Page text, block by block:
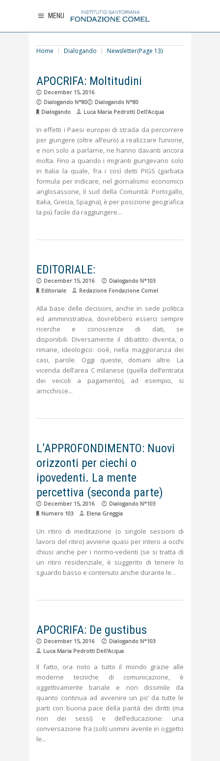
MENU
Home Dialogando Newsletter(Page 13)
APOCRIFA: Moltitudini
December 15, 2016
Dialogando N°80
Dialogando N°80
Dialogando
Luca Maria Pedrotti Dell'Acqua
In effetti i Paesi europei di strada da percorrere
per giungere (oltre all’euro) a realizzare l’unione,
e non solo a parlarne, ne hanno davanti ancora
molta. Fino a quando i migranti giungevano solo
in Italia la quale, fra i così detti PIGS (garbata
formula per indicare, nel giornalismo economico
anglosassone, il sud della Comunità: Portogallo,
Italia, Grecia, Spagna), è per posizione geografica
la più facile da raggiungere
EDITORIALE:
December 15, 2016
Dialogando N°103
Editoriale
Redazione Fondazione Comel
Alla base delle decisioni, anche in sede politica
ed amministrativa, dovrebbero esserci sempre
ricerche e conoscenze di dati, se
disponibili. Diversamente il dibattito diventa, o
rimane, ideologico: cioè, nella maggioranza dei
casi, parole. Oggi queste, domani altre. La
vicenda dell’area C milanese (quella dell’entrata
dei veicoli a pagamento), ad esempio, si
arricchisce
L’APPROFONDIMENTO: Nuovi
orizzonti per ciechi o
ipovedenti. La mente
percettiva (seconda parte)
December 15, 2016
Dialogando N°103
Numero 103
Elena Greggia
Un ritiro di meditazione (o singole sessioni di
lavoro del ritiro) avviene quasi per intero a occhi
chiusi anche per i normo-vedenti (se si tratta di
un ritiro residenziale, è suggerito di tenere lo
sguardo basso e contenuto anche durante le
APOCRIFA: De gustibus
December 15, 2016
Dialogando N°103
Luca Maria Pedrotti Dell'Acqua
Il fatto, ora noto a tutto il mondo grazie alle
moderne tecniche di comunicazione, è
oggettivamente banale e non dissimile da
quanto continua ad avvenire un po’ da tutte le
parti con buona pace della parità dei diritti (ma
non dei sessi) e dell’educazione: una
conversazione fra (soli) uomini avente in oggetto
le